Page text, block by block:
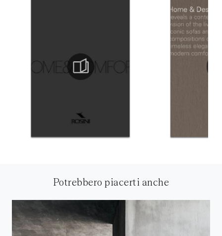
Potrebbero piacerti anche